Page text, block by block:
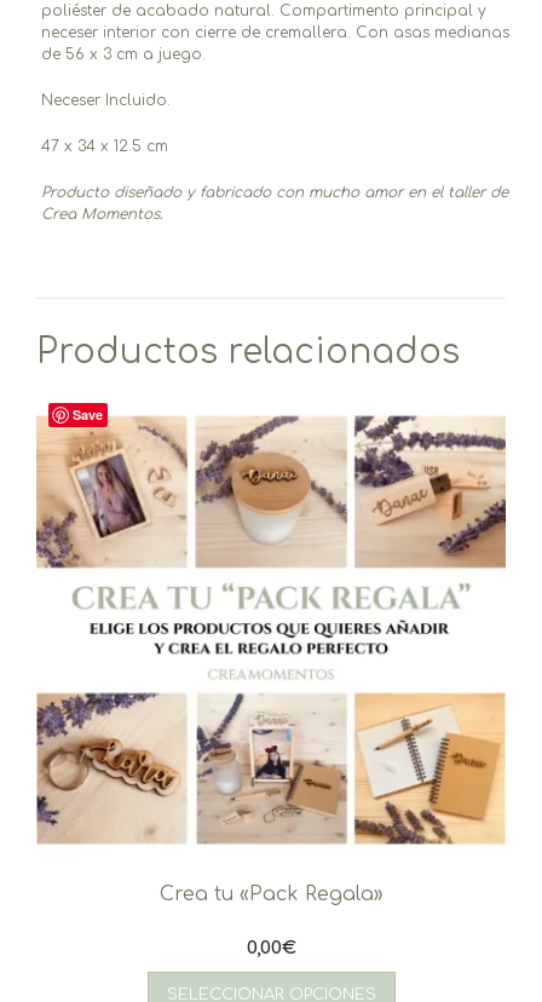
poliéster de acabado natural. Compartimento principal y
neceser interior con cierre de cremallera. Con asas medianas
de 56 x 3 cm a juego.
Neceser Incluido.
47 x 34 x 12.5 cm
Producto diseñado y fabricado con mucho amor en el taller de
Crea Momentos.
Productos relacionados
Save
Crea tu «Pack Regala»
0,00€
SELECCIONAR OPCIONES